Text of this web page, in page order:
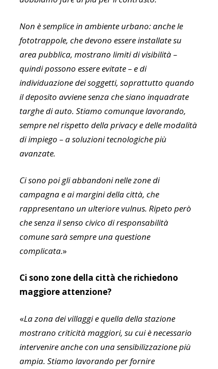
Non è semplice in ambiente urbano: anche le
fototrappole, che devono essere installate su
area pubblica, mostrano limiti di visibilità –
quindi possono essere evitate – e di
individuazione dei soggetti, soprattutto quando
il deposito avviene senza che siano inquadrate
targhe di auto. Stiamo comunque lavorando,
sempre nel rispetto della privacy e delle modalità
di impiego – a soluzioni tecnologiche più
avanzate.
Ci sono poi gli abbandoni nelle zone di
campagna e ai margini della città, che
rappresentano un ulteriore vulnus. Ripeto però
che senza il senso civico di responsabilità
comune sarà sempre una questione
complicata.»
Ci sono zone della città che richiedono
maggiore attenzione?
«La zona dei villaggi e quella della stazione
mostrano criticità maggiori, su cui è necessario
intervenire anche con una sensibilizzazione più
ampia. Stiamo lavorando per fornire